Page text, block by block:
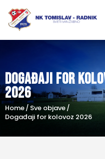
Događaji for
2026
Home
Sve objave
Događaji for kolovoz 2026
Home
O nama
Utakmice
Škola